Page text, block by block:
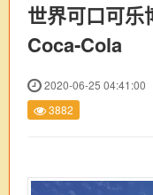
世界可口可
Coca‑Cola
2020-06-25 04:41:00
3882